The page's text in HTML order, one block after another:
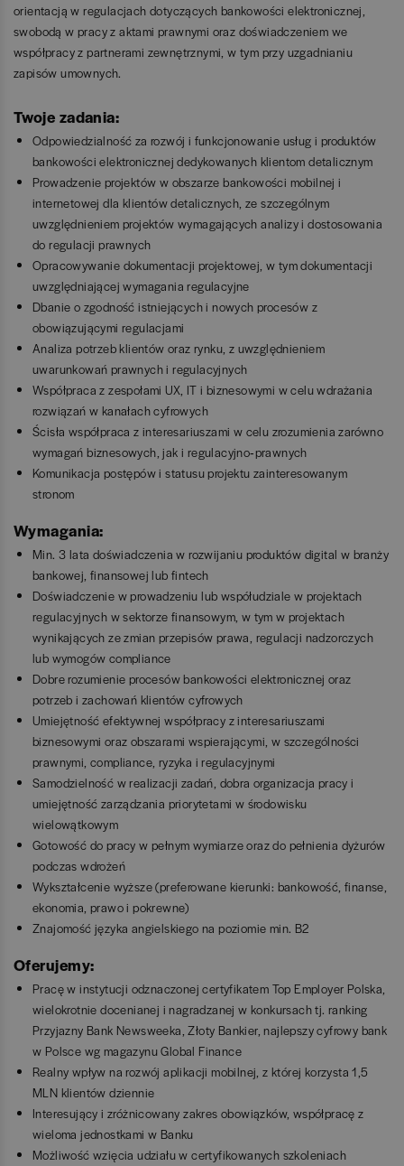
orientacją w regulacjach dotyczących bankowości elektronicznej,
swobodą w pracy z aktami prawnymi oraz doświadczeniem we
współpracy z partnerami zewnętrznymi, w tym przy uzgadnianiu
zapisów umownych.
Twoje zadania:
Odpowiedzialność za rozwój i funkcjonowanie usług i produktów
bankowości elektronicznej dedykowanych klientom detalicznym
Prowadzenie projektów w obszarze bankowości mobilnej i
internetowej dla klientów detalicznych, ze szczególnym
uwzględnieniem projektów wymagających analizy i dostosowania
do regulacji prawnych
Opracowywanie dokumentacji projektowej, w tym dokumentacji
uwzględniającej wymagania regulacyjne
Dbanie o zgodność istniejących i nowych procesów z
obowiązującymi regulacjami
Analiza potrzeb klientów oraz rynku, z uwzględnieniem
uwarunkowań prawnych i regulacyjnych
Współpraca z zespołami UX, IT i biznesowymi w celu wdrażania
rozwiązań w kanałach cyfrowych
Ścisła współpraca z interesariuszami w celu zrozumienia zarówno
wymagań biznesowych, jak i regulacyjno‑prawnych
Komunikacja postępów i statusu projektu zainteresowanym
stronom
Wymagania:
Min. 3 lata doświadczenia w rozwijaniu produktów digital w branży
bankowej, finansowej lub fintech
Doświadczenie w prowadzeniu lub współudziale w projektach
regulacyjnych w sektorze finansowym, w tym w projektach
wynikających ze zmian przepisów prawa, regulacji nadzorczych
lub wymogów compliance
Dobre rozumienie procesów bankowości elektronicznej oraz
potrzeb i zachowań klientów cyfrowych
Umiejętność efektywnej współpracy z interesariuszami
biznesowymi oraz obszarami wspierającymi, w szczególności
prawnymi, compliance, ryzyka i regulacyjnymi
Samodzielność w realizacji zadań, dobra organizacja pracy i
umiejętność zarządzania priorytetami w środowisku
wielowątkowym
Gotowość do pracy w pełnym wymiarze oraz do pełnienia dyżurów
podczas wdrożeń
Wykształcenie wyższe (preferowane kierunki: bankowość, finanse,
ekonomia, prawo i pokrewne)
Znajomość języka angielskiego na poziomie min. B2
Oferujemy:
Pracę w instytucji odznaczonej certyfikatem Top Employer Polska,
wielokrotnie docenianej i nagradzanej w konkursach tj. ranking
Przyjazny Bank Newsweeka, Złoty Bankier, najlepszy cyfrowy bank
w Polsce wg magazynu Global Finance
Realny wpływ na rozwój aplikacji mobilnej, z której korzysta 1,5
MLN klientów dziennie
Interesujący i zróżnicowany zakres obowiązków, współpracę z
wieloma jednostkami w Banku
Możliwość wzięcia udziału w certyfikowanych szkoleniach